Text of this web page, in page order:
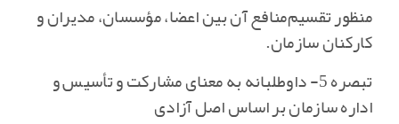
منظور تقسیم‌منافع آن بین اعضا، مؤسسان‌، مدیران و
کارکنان سازمان‌.
تبصره 5- داوطلبانه به معنای مشارکت و تأسیس و
اداره سازمان بر اساس اصل آزادی